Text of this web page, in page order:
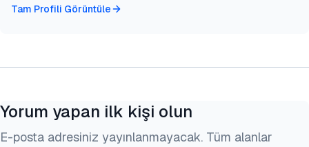
Tam Profili Görüntüle
Yorum yapan ilk kişi olun
E-posta adresiniz yayınlanmayacak. Tüm alanlar